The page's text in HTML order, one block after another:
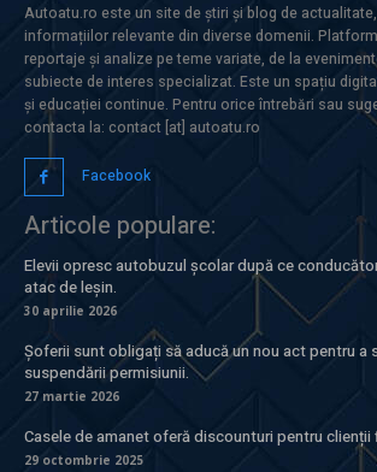
Autoatu.ro este un site de știri și blog de
informațiilor relevante din diverse domenii.
reportaje și analize pe teme variate, de la
subiecte de interes specializat. Este un spațiu
și educației continue. Pentru orice întrebări sau
contacta la: contact [at] autoatu.ro
Facebook
Articole populare:
Elevii opresc autobuzul școlar după ce
atac de leșin.
30 aprilie 2026
Șoferii sunt obligați să aducă un nou act pentru a
suspendării permisiunii.
27 martie 2026
Casele de amanet oferă discounturi pentru clienții
29 octombrie 2025